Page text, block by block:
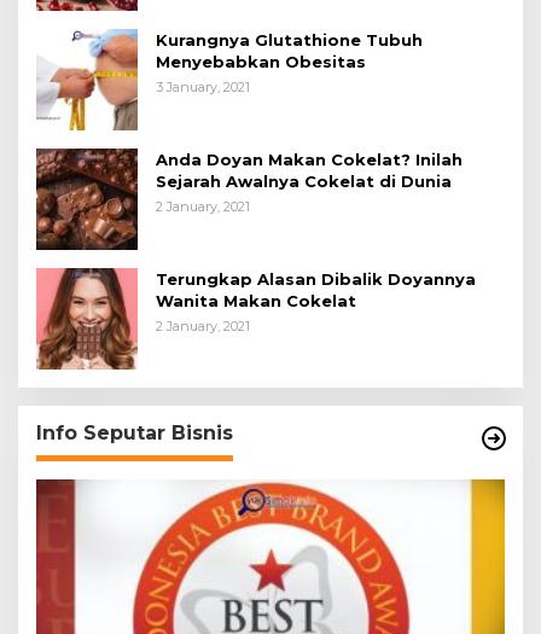
Kurangnya Glutathione Tubuh
Menyebabkan Obesitas
3 January, 2021
Anda Doyan Makan Cokelat? Inilah
Sejarah Awalnya Cokelat di Dunia
2 January, 2021
Terungkap Alasan Dibalik Doyannya
Wanita Makan Cokelat
2 January, 2021
Info Seputar Bisnis